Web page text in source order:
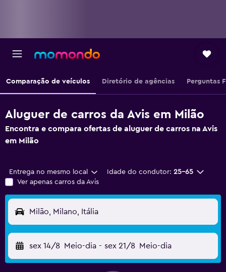
Comparação de veículos Diretório de agências Perguntas
Aluguer de carros da Avis em Milão
Encontra e compara ofertas de aluguer de carros na Avis
em Milão
Entrega no mesmo local Idade do condutor: 25-65
Ver apenas carros da Avis
Milão, Milano, Itália
sex 14/8 Meio-dia - sex 21/8 Meio-dia